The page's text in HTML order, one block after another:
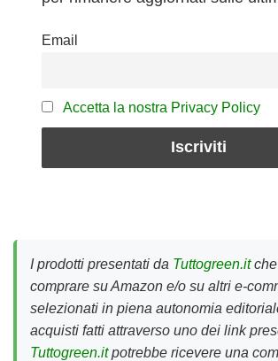
Email
Accetta la nostra Privacy Policy
I prodotti presentati da Tuttogreen.itche
comprare su Amazon e/o su altri e-
selezionati in piena autonomia
acquisti fatti attraverso uno dei link
Tuttogreen.itpotrebbe ricevere una